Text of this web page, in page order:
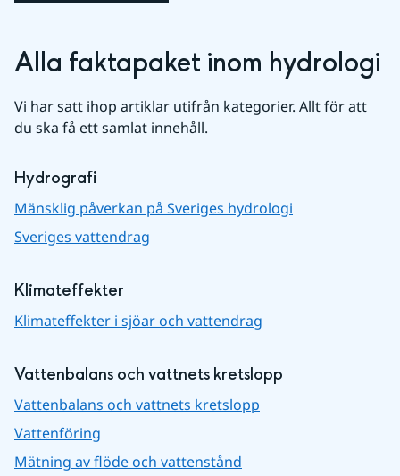
Alla faktapaket inom hydrologi
Vi har satt ihop artiklar utifrån kategorier. Allt för att
du ska få ett samlat innehåll.
Hydrografi
Mänsklig påverkan på Sveriges hydrologi
Sveriges vattendrag
Klimateffekter
Klimateffekter i sjöar och vattendrag
Vattenbalans och vattnets kretslopp
Vattenbalans och vattnets kretslopp
Vattenföring
Mätning av flöde och vattenstånd